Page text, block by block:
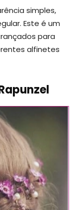
simples,
Este é um
para
alfinetes